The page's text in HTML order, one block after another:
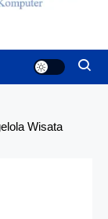
Wisata